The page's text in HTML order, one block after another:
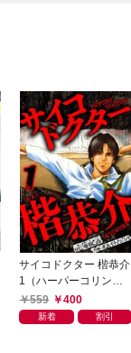
サイコドクター 楷恭介
1（ハーパーコリン
ズ・ジャパン×アルト
出版）
559 400
新着 割引